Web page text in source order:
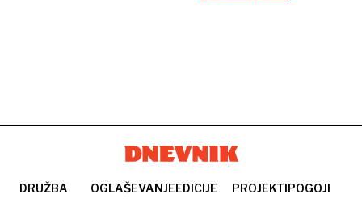
DRUŽBA
OGLAŠEVANJEEDICIJE
PROJEKTIPOGOJI